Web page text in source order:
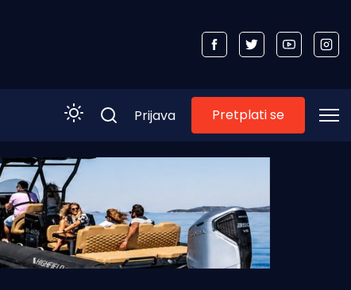
Prijava Pretplati se